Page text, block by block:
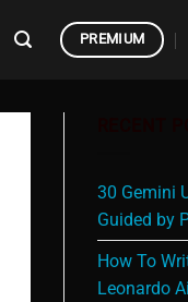
PREMIUM
30 Gemini
Guided by
How To
Leonardo